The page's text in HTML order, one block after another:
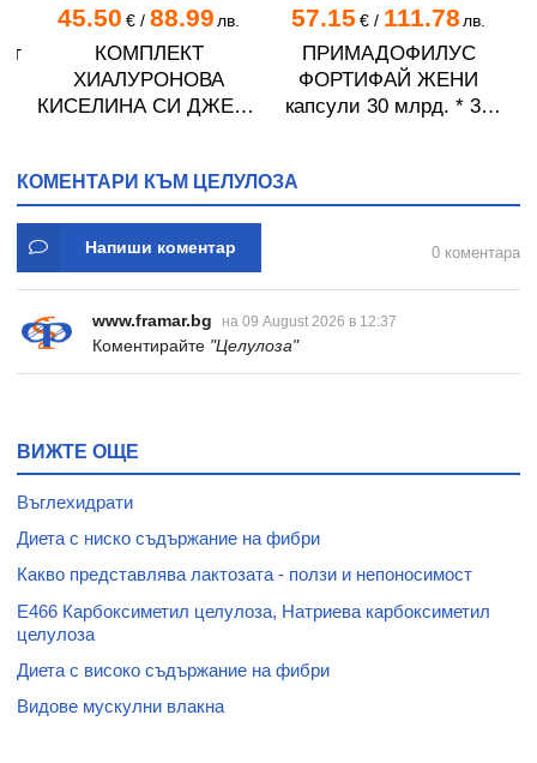
45.50 €/ 88.99 лв.
КОМПЛЕКТ
ХИАЛУРОНОВА
КИСЕЛИНА СИ ДЖЕЛИ
57.15 €/ 111.78 лв.
ПРИМАДОФИЛУС
ФОРТИФАЙ ЖЕНИ
капсули 30 млрд. * 30
КОМЕНТАРИ КЪМ ЦЕЛУЛОЗА
Напиши коментар 0 коментара
www.framar.bg на 09 August 2026 в 12:37
Коментирайте "Целулоза"
ВИЖТЕ ОЩЕ
Въглехидрати
Диета с ниско съдържание на фибри
Какво представлява лактозата - ползи и непоносимост
E466 Карбоксиметил целулоза, Натриева карбоксиметил
целулоза
Диета с високо съдържание на фибри
Видове мускулни влакна